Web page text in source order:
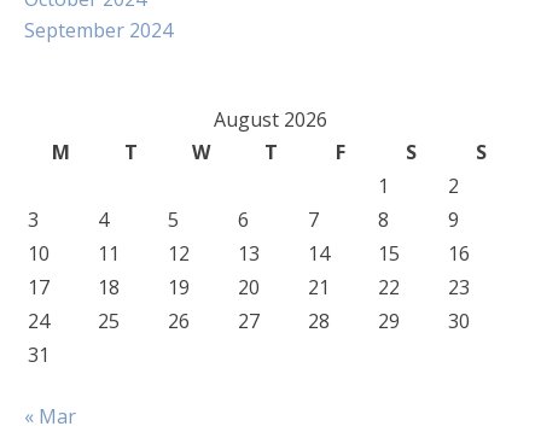
September 2024
August 2026
M
T W T F S
S
1
2
3
4 5 6 7 8
9
10
11 12 13 14 15
16
17
18 19 20 21 22
23
24
25 26 27 28 29
30
31
« Mar